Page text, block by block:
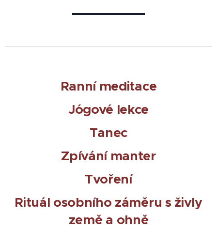
Ranní meditace
Jógové lekce
Tanec
Zpívání manter
Tvoření
Rituál osobního záměru s živly
země a ohně